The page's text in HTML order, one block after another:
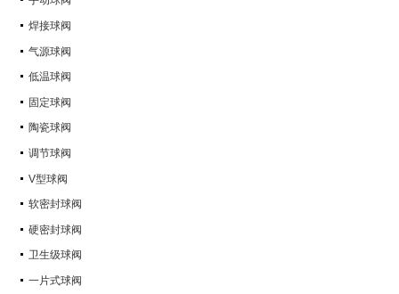
焊接球阀
气源球阀
低温球阀
固定球阀
陶瓷球阀
调节球阀
V型球阀
软密封球阀
硬密封球阀
卫生级球阀
一片式球阀